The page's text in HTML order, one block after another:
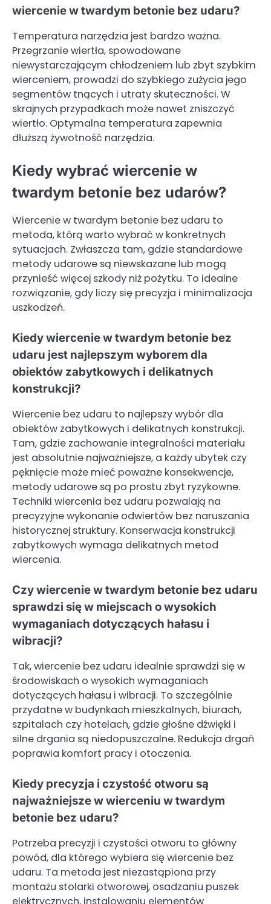
wiercenie w twardym betonie bez udaru?
Temperatura narzędzia jest bardzo ważna.
Przegrzanie wiertła, spowodowane
niewystarczającym chłodzeniem lub zbyt szybkim
wierceniem, prowadzi do szybkiego zużycia jego
segmentów tnących i utraty skuteczności. W
skrajnych przypadkach może nawet zniszczyć
wiertło. Optymalna temperatura zapewnia
dłuższą żywotność narzędzia.
Kiedy wybrać wiercenie w
twardym betonie bez udarów?
Wiercenie w twardym betonie bez udaru to
metoda, którą warto wybrać w konkretnych
sytuacjach. Zwłaszcza tam, gdzie standardowe
metody udarowe są niewskazane lub mogą
przynieść więcej szkody niż pożytku. To idealne
rozwiązanie, gdy liczy się precyzja i minimalizacja
uszkodzeń.
Kiedy wiercenie w twardym betonie bez
udaru jest najlepszym wyborem dla
obiektów zabytkowych i delikatnych
konstrukcji?
Wiercenie bez udaru to najlepszy wybór dla
obiektów zabytkowych i delikatnych konstrukcji.
Tam, gdzie zachowanie integralności materiału
jest absolutnie najważniejsze, a każdy ubytek czy
pęknięcie może mieć poważne konsekwencje,
metody udarowe są po prostu zbyt ryzykowne.
Techniki wiercenia bez udaru pozwalają na
precyzyjne wykonanie odwiertów bez naruszania
historycznej struktury. Konserwacja konstrukcji
zabytkowych wymaga delikatnych metod
wiercenia.
Czy wiercenie w twardym betonie bez udaru
sprawdzi się w miejscach o wysokich
wymaganiach dotyczących hałasu i
wibracji?
Tak, wiercenie bez udaru idealnie sprawdzi się w
środowiskach o wysokich wymaganiach
dotyczących hałasu i wibracji. To szczególnie
przydatne w budynkach mieszkalnych, biurach,
szpitalach czy hotelach, gdzie głośne dźwięki i
silne drgania są niedopuszczalne. Redukcja drgań
poprawia komfort pracy i otoczenia.
Kiedy precyzja i czystość otworu są
najważniejsze w wierceniu w twardym
betonie bez udaru?
Potrzeba precyzji i czystości otworu to główny
powód, dla którego wybiera się wiercenie bez
udaru. Ta metoda jest niezastąpiona przy
montażu stolarki otworowej, osadzaniu puszek